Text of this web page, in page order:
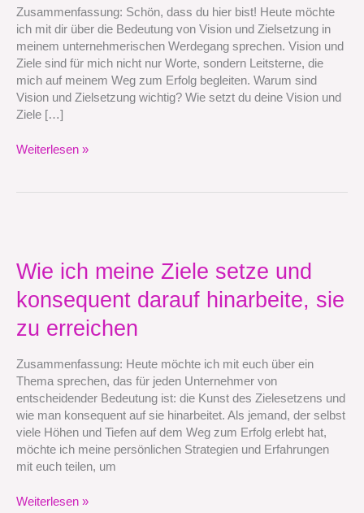
Zusammenfassung: Schön, dass du hier bist! Heute möchte
ich mit dir über die Bedeutung von Vision und Zielsetzung in
meinem unternehmerischen Werdegang sprechen. Vision und
Ziele sind für mich nicht nur Worte, sondern Leitsterne, die
mich auf meinem Weg zum Erfolg begleiten. Warum sind
Vision und Zielsetzung wichtig? Wie setzt du deine Vision und
Ziele […]
wie
ich
meine
Träume
in
greifbare
Ziele
Weiterlesen »
Wie ich meine Ziele setze und
konsequent darauf hinarbeite, sie
zu erreichen
Zusammenfassung: Heute möchte ich mit euch über ein
Thema sprechen, das für jeden Unternehmer von
entscheidender Bedeutung ist: die Kunst des Zielesetzens und
wie man konsequent auf sie hinarbeitet. Als jemand, der selbst
viele Höhen und Tiefen auf dem Weg zum Erfolg erlebt hat,
möchte ich meine persönlichen Strategien und Erfahrungen
mit euch teilen, um
meine
Ziele
setze
konsequent
hinarbeite,
sie
zu
erreichen
Weiterlesen »